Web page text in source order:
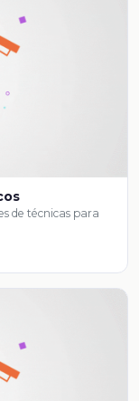
de técnicas para